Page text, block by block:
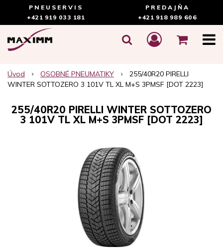
PNEUSERVIS
+421 919 033 181
PREDAJŇA
+421 918 989 606
Úvod OSOBNÉ PNEUMATIKY
255/40R20 PIRELLI
WINTER SOTTOZERO 3 101V TL XL M+S 3PMSF [DOT 2223]
255/40R20 PIRELLI WINTER SOTTOZERO
3 101V TL XL M+S 3PMSF [DOT 2223]